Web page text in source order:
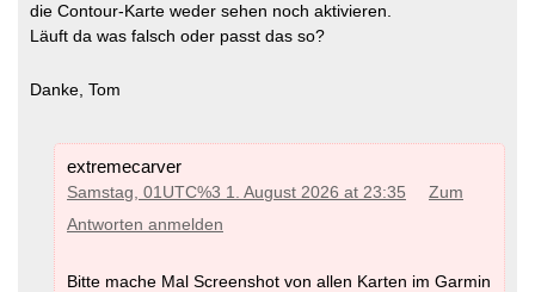
die Contour-Karte weder sehen noch aktivieren.
Läuft da was falsch oder passt das so?
Danke, Tom
extremecarver
Samstag, 01UTC%3 1. August 2026 at 23:35
Zum
Antworten anmelden
Bitte mache Mal Screenshot von allen Karten im Garmin